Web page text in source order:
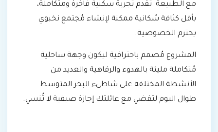
مع الطبيعة تُقدم تجربة سكنية فاخرة ومتكاملة،
بأقل كثافة سُكانية ممكنة لإنشاء مُجتمع نخبوي
يحترم الخصوصية.
المشروع مُصمم باحترافية ليكون وجهة ساحلية
مُتكاملة مليئة بالهدوء والرفاهية والعديد من
الأنشطة المختلفة على شاطىء البحر المتوسط
طوال اليوم لتقضي مع عائلتك إجازة صيفية لا تُنسي.